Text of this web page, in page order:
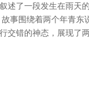
述了一段发生在雨
事围绕着两个年青
交错的神态，展现